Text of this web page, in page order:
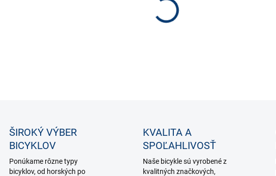
ŠIROKÝ VÝBER
BICYKLOV
Ponúkame rôzne typy
bicyklov, od horských po
KVALITA A
SPOĽAHLIVOSŤ
Naše bicykle sú vyrobené z
kvalitných značkových,